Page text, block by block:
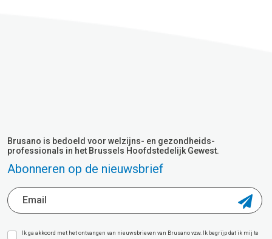
Brusano is bedoeld voor welzijns- en gezondheids-
professionals in het Brussels Hoofdstedelijk Gewest.
Abonneren op de nieuwsbrief
Ik ga akkoord met het ontvangen van nieuwsbrieven van Brusano vzw. Ik begrijp dat ik mij te